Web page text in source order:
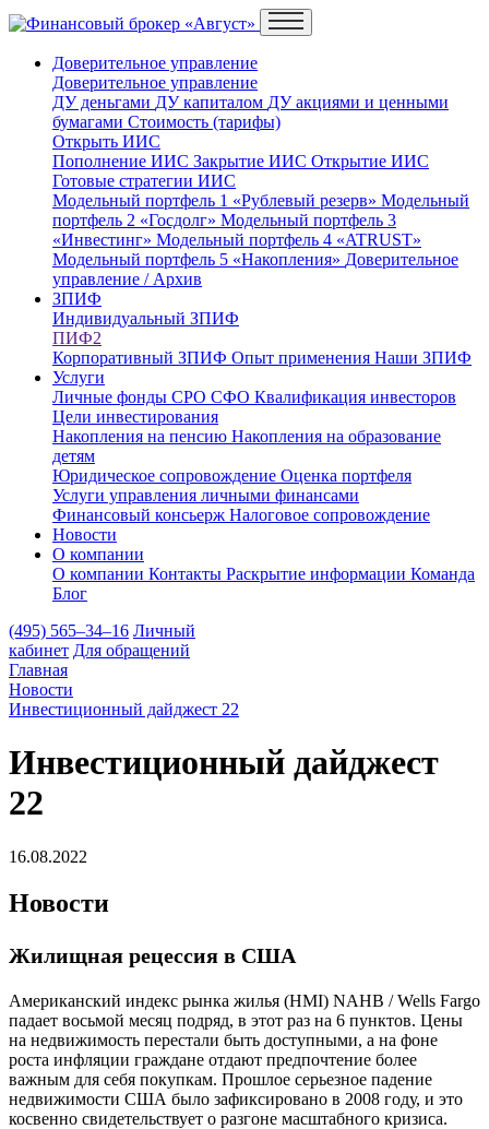
Доверительное управление
Доверительное управление
ДУ деньгами ДУ капиталом ДУ акциями и ценными
бумагами Стоимость (тарифы)
Открыть ИИС
Пополнение ИИС Закрытие ИИС Открытие ИИС
Готовые стратегии ИИС
Модельный портфель 1 «Рублевый резерв» Модельный
портфель 2 «Госдолг» Модельный портфель 3
«Инвестинг» Модельный портфель 4 «ATRUST»
Модельный портфель 5 «Накопления» Доверительное
управление / Архив
ЗПИФ
Индивидуальный ЗПИФ
ПИФ2
Корпоративный ЗПИФ Опыт применения Наши ЗПИФ
Услуги
Личные фонды СРО СФО Квалификация инвесторов
Цели инвестирования
Накопления на пенсию Накопления на образование
детям
Юридическое сопровождение Оценка портфеля
Услуги управления личными финансами
Финансовый консьерж Налоговое сопровождение
Новости
О компании
О компании Контакты Раскрытие информации Команда
Блог
(495) 565–34–16 Личный
кабинет Для обращений
Главная
Новости
Инвестиционный дайджест 22
Инвестиционный дайджест
22
16.08.2022
Новости
Жилищная рецессия в США
Американский индекс рынка жилья (HMI) NAHB / Wells Fargo
падает восьмой месяц подряд, в этот раз на 6 пунктов. Цены
на недвижимость перестали быть доступными, а на фоне
роста инфляции граждане отдают предпочтение более
важным для себя покупкам. Прошлое серьезное падение
недвижимости США было зафиксировано в 2008 году, и это
косвенно свидетельствует о разгоне масштабного кризиса.